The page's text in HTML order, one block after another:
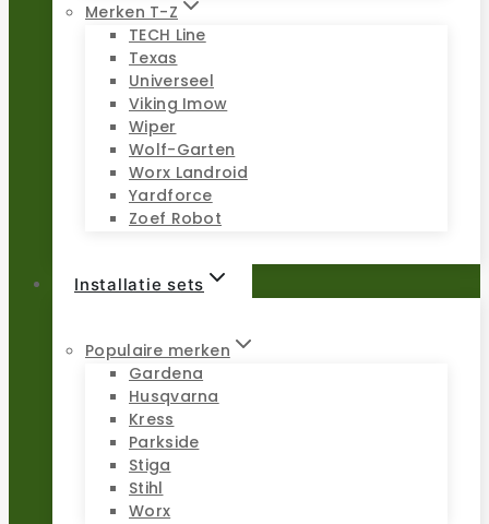
Merken T-Z
TECH Line
Texas
Universeel
Viking Imow
Wiper
Wolf-Garten
Worx Landroid
Yardforce
Zoef Robot
Installatie sets
Populaire merken
Gardena
Husqvarna
Kress
Parkside
Stiga
Stihl
Worx